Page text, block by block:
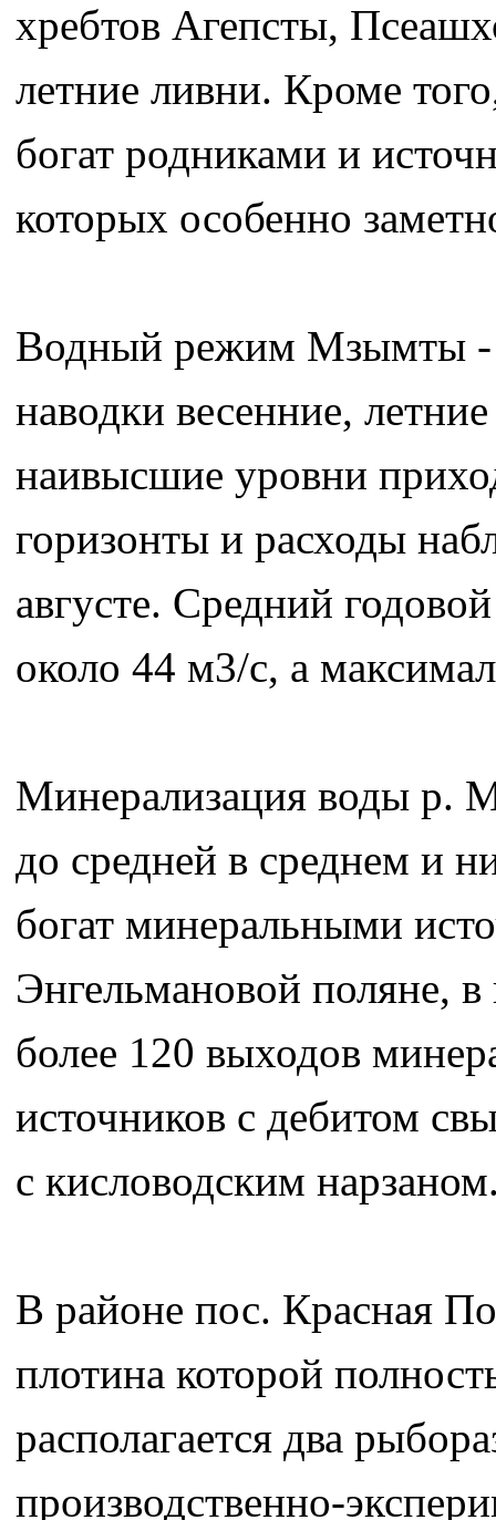
хребтов Агепсты,
летние ливни. Кроме
богат родниками и
которых особенно
Водный режим Мзымты -
наводки весенние,
наивысшие уровни
горизонты и расходы
августе. Средний
около 44 м3/с, а
Минерализация воды р.
до средней в среднем и
богат минеральными
Энгельмановой поляне, в
более 120 выходов
источников с дебитом
с кисловодским
В районе пос. Красная
плотина которой
располагается два
производственно-